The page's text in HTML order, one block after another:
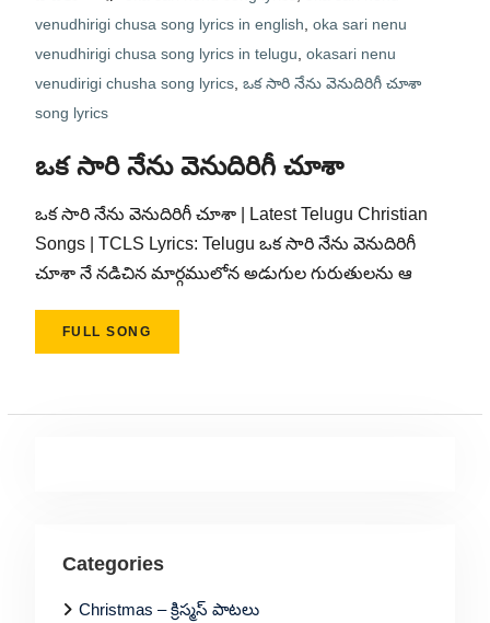
venudhirigi chusa song lyrics in english oka sari nenu
venudhirigi chusa song lyrics in telugu okasari nenu
venudirigi chusha song lyrics, ఒక సారి నేను వెనుదిరిగీ చూశా
song lyrics
ఒక సారి నేను వెనుదిరిగీ చూశా
ఒక సారి నేను వెనుదిరిగీ చూశా | Latest Telugu Christian
Songs | TCLS Lyrics: Telugu ఒక సారి నేను వెనుదిరిగీ
చూశా నే నడిచిన మార్గములోన అడుగుల గురుతులను ఆ
FULL SONG
Categories
Christmas – క్రిస్మస్ పాటలు